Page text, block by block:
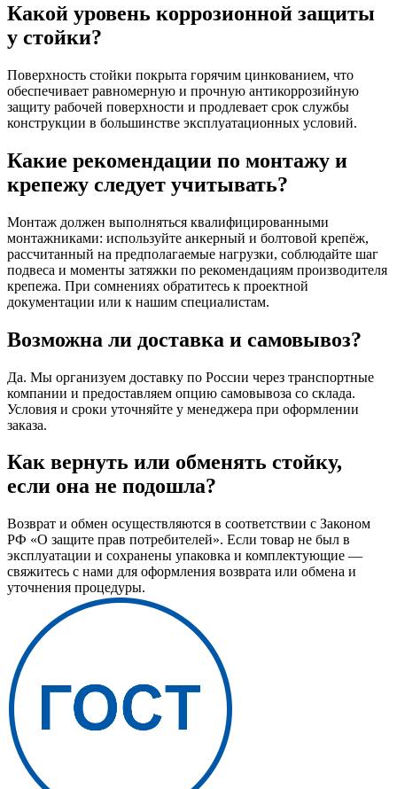
Какой уровень коррозионной защиты
у стойки?
Поверхность стойки покрыта горячим цинкованием, что
обеспечивает равномерную и прочную антикоррозийную
защиту рабочей поверхности и продлевает срок службы
конструкции в большинстве эксплуатационных условий.
Какие рекомендации по монтажу и
крепежу следует учитывать?
Монтаж должен выполняться квалифицированными
монтажниками: используйте анкерный и болтовой крепёж,
рассчитанный на предполагаемые нагрузки, соблюдайте шаг
подвеса и моменты затяжки по рекомендациям производителя
крепежа. При сомнениях обратитесь к проектной
документации или к нашим специалистам.
Возможна ли доставка и самовывоз?
Да. Мы организуем доставку по России через транспортные
компании и предоставляем опцию самовывоза со склада.
Условия и сроки уточняйте у менеджера при оформлении
заказа.
Как вернуть или обменять стойку,
если она не подошла?
Возврат и обмен осуществляются в соответствии с Законом
РФ «О защите прав потребителей». Если товар не был в
эксплуатации и сохранены упаковка и комплектующие —
свяжитесь с нами для оформления возврата или обмена и
уточнения процедуры.